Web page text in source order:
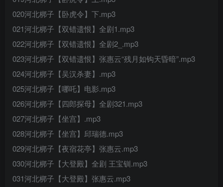
020河北梆子【卧虎令】下.mp3
021河北梆子【双错遗恨】全剧1.mp3
022河北梆子【双错遗恨】全剧2_.mp3
023河北梆子【双错遗恨】张惠云“残月如钩天昏暗”.mp3
024河北梆子【吴汉杀妻】.mp3
025河北梆子【哪吒】电影.mp3
026河北梆子【四郎探母】全剧321.mp3
027河北梆子【坐宫】.mp3
028河北梆子【坐宫】邱瑞德.mp3
029河北梆子【夜宿花亭】张惠云.mp3
030河北梆子【大登殿】全剧 王宝钏.mp3
031河北梆子【大登殿】张惠云.mp3